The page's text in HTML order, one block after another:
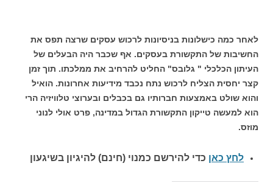
לאחר כמה כישלונות בניסיונות לרכוש עסקים שרצה תפס את
החשיבות של התקשורת בעסקים. אף שכבר היה הבעלים של
העיתון הכלכלי " גלובס" החליט להרחיב את ממלכתו. תוך זמן
קצר יחסית הצליח לרכוש נתח נכבד מידיעות אחרונות. הואיל
והוא שולט באמצעות חברותיו גם בכבלים ובערוצי טלוויזיה הרי
הוא למעשה טייקון התקשורת הגדול במדינה, פרט אולי לנוני
מוזס.
לחץ כאן כדי להירשם כמנוי (חינם) להיגיון בשיגעון